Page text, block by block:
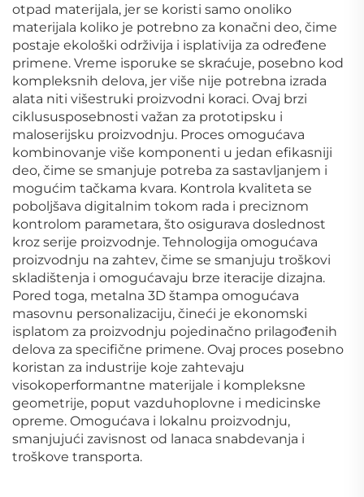
otpad materijala, jer se koristi samo onoliko
materijala koliko je potrebno za konačni deo, čime
postaje ekološki održivija i isplativija za određene
primene. Vreme isporuke se skraćuje, posebno kod
kompleksnih delova, jer više nije potrebna izrada
alata niti višestruki proizvodni koraci. Ovaj brzi
ciklususposebnosti važan za prototipsku i
maloserijsku proizvodnju. Proces omogućava
kombinovanje više komponenti u jedan efikasniji
deo, čime se smanjuje potreba za sastavljanjem i
mogućim tačkama kvara. Kontrola kvaliteta se
poboljšava digitalnim tokom rada i preciznom
kontrolom parametara, što osigurava doslednost
kroz serije proizvodnje. Tehnologija omogućava
proizvodnju na zahtev, čime se smanjuju troškovi
skladištenja i omogućavaju brze iteracije dizajna.
Pored toga, metalna 3D štampa omogućava
masovnu personalizaciju, čineći je ekonomski
isplatom za proizvodnju pojedinačno prilagođenih
delova za specifične primene. Ovaj proces posebno
koristan za industrije koje zahtevaju
visokoperformantne materijale i kompleksne
geometrije, poput vazduhoplovne i medicinske
opreme. Omogućava i lokalnu proizvodnju,
smanjujući zavisnost od lanaca snabdevanja i
troškove transporta.